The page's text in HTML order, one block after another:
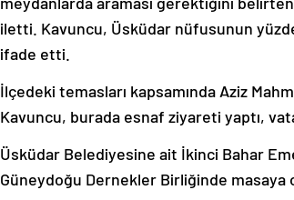
iletti. Kavuncu, Üsküdar nüfusunun
ifade etti.
Kavuncu, burada esnaf ziyareti yaptı,
Güneydoğu Dernekler Birliğinde masaya